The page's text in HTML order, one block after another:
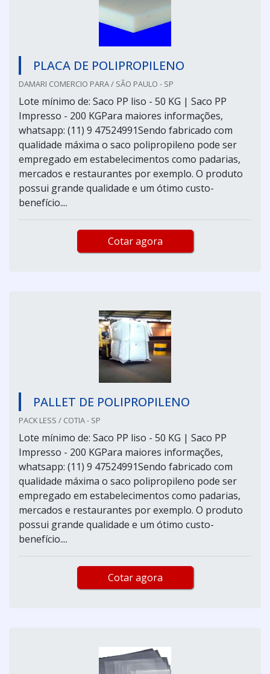
PLACA DE POLIPROPILENO
DAMARI COMERCIO PARA / SÃO PAULO - SP
Lote mínimo de: Saco PP liso - 50 KG | Saco PP
Impresso - 200 KGPara maiores informações,
whatsapp: (11) 9 47524991Sendo fabricado com
qualidade máxima o saco polipropileno pode ser
empregado em estabelecimentos como padarias,
mercados e restaurantes por exemplo. O produto
possui grande qualidade e um ótimo custo-
benefício....
Cotar agora
PALLET DE POLIPROPILENO
PACK LESS / COTIA - SP
Lote mínimo de: Saco PP liso - 50 KG | Saco PP
Impresso - 200 KGPara maiores informações,
whatsapp: (11) 9 47524991Sendo fabricado com
qualidade máxima o saco polipropileno pode ser
empregado em estabelecimentos como padarias,
mercados e restaurantes por exemplo. O produto
possui grande qualidade e um ótimo custo-
benefício....
Cotar agora